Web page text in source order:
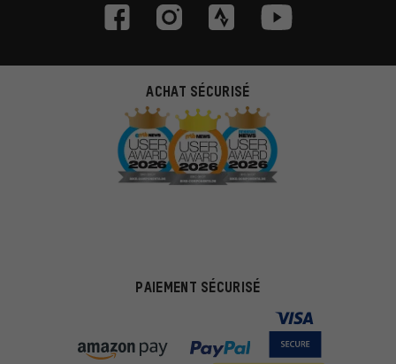
ACHAT SÉCURISÉ
PAIEMENT SÉCURISÉ